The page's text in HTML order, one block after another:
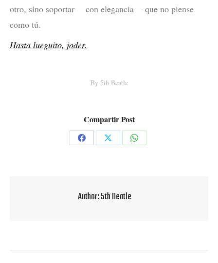
otro, sino soportar —con elegancia— que no piense
como tú.
Hasta lueguito, joder.
By 5th Beatle
Compartir Post
Share
Share
Share
Author:5th Beatle